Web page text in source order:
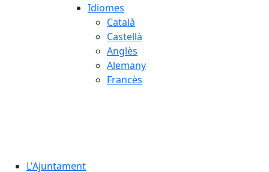
Idiomes
Català
Castellà
Anglès
Alemany
Francès
L'Ajuntament